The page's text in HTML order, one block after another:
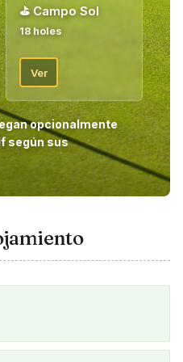
sitio.
⛳ Campo Sol
18 holes
Ver
opcionalmente
según sus